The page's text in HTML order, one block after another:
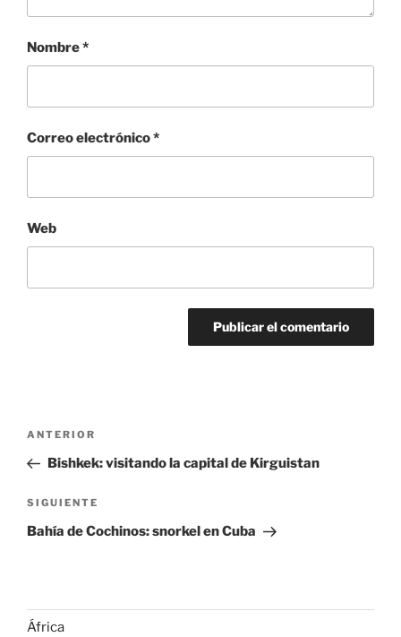
Nombre*
Correo electrónico*
Web
Navegación
entradas
Entrada
anterior:
ANTERIOR
Bishkek: visitando la capital de Kirguistan
Siguiente
entrada
SIGUIENTE
Bahía de Cochinos: snorkel en Cuba
África